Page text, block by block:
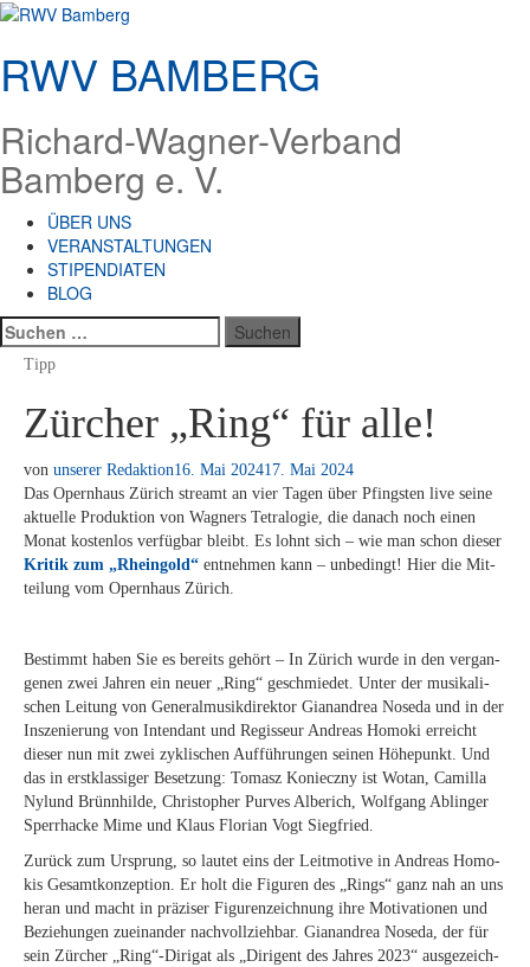
Zum
springen
RWV BAMBERG
Richard-Wagner-Verband
Bamberg e. V.
ÜBER UNS
VERANSTALTUNGEN
STIPENDIATEN
BLOG
Suchen
nach:
Tipp
Zürcher „Ring“ für alle!
von unserer Redaktion16. Mai 202417. Mai 2024
Das Opern­haus Zü­rich streamt an vier Ta­gen über Pfings­ten live sei­ne
ak­tu­el­le Pro­duk­ti­on von Wag­ners Te­tra­lo­gie, die da­nach noch ei­nen
Mo­nat kos­ten­los ver­füg­bar bleibt. Es lohnt sich – wie man schon die­ser
Kri­tik zum „Rhein­gold“ ent­neh­men kann – un­be­dingt! Hier die Mit­
tei­lung vom Opern­haus Zürich.
Be­stimmt ha­ben Sie es be­reits ge­hört – In Zü­rich wur­de in den ver­gan­
ge­nen zwei Jah­ren ein neu­er „Ring“ ge­schmie­det. Un­ter der mu­si­ka­li­
schen Lei­tung von Ge­ne­ral­mu­sik­di­rek­tor Gi­a­nan­drea No­se­da und in der
In­sze­nie­rung von In­ten­dant und Re­gis­seur An­dre­as Ho­mo­ki er­reicht
die­ser nun mit zwei zy­kli­schen Auf­füh­run­gen sei­nen Hö­he­punkt. Und
das in erst­klas­si­ger Be­set­zung: To­masz Ko­niecz­ny ist Wo­tan, Ca­mil­la
Ny­lund Brünn­hil­de, Chris­to­pher Pur­ves Al­be­rich, Wolf­gang Ab­lin­ger
Sper­r­ha­cke Mime und Klaus Flo­ri­an Vogt Siegfried.
Zu­rück zum Ur­sprung, so lau­tet eins der Leit­mo­ti­ve in An­dre­as Ho­mo­
kis Ge­samt­kon­zep­ti­on. Er holt die Fi­gu­ren des „Rings“ ganz nah an uns
her­an und macht in prä­zi­ser Fi­gu­ren­zeich­nung ihre Mo­ti­va­tio­nen und
Be­zie­hun­gen zu­ein­an­der nach­voll­zieh­bar. Gi­a­nan­drea No­se­da, der für
sein Zür­cher „Ring“-Dirigat als „Di­ri­gent des Jah­res 2023“ aus­ge­zeich­